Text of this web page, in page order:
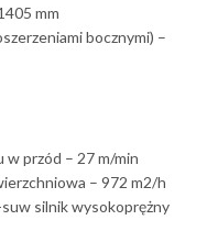
mm
bocznymi) –
w przód – 27 m/min
– 972 m2/h
silnik wysokoprężny